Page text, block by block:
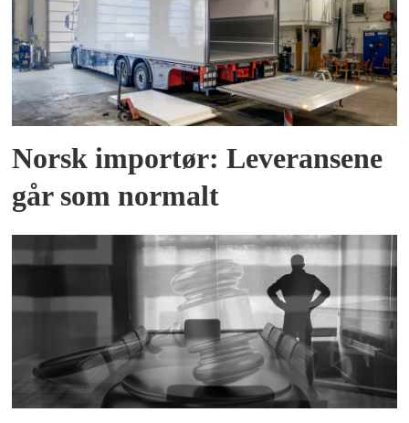
Norsk importør: Leveransene
går som normalt